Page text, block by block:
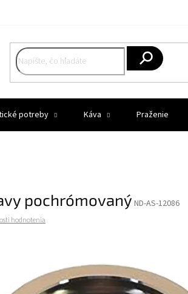
potreby Káva Praženie
pochrómovaný ND-AS-12086
hodnotenia